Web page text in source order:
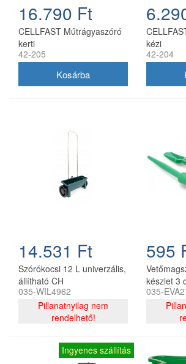
16.790 Ft
CELLFAST Műtrágyaszóró
kerti
42-205
kézi
42-204
14.531 Ft
Szórókocsi 12 L univerzális,
állítható CH
035-WIL4962
Pillanatnyilag nem
rendelhető!
595
készlet 3
035-
Ingyenes szállítás